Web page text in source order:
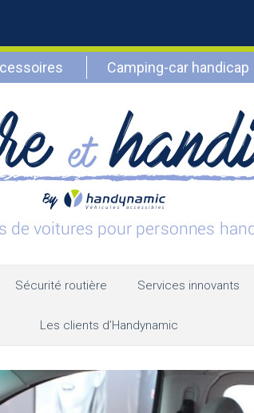
Camping-car handicap
Sécurité routière Services innovants
Les clients d’Handynamic